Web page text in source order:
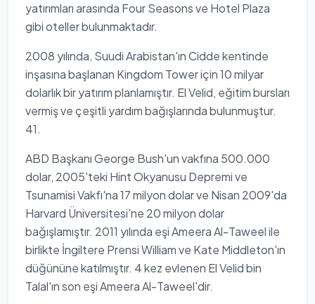
yatırımları arasında Four Seasons ve Hotel Plaza
gibi oteller bulunmaktadır.
2008 yılında, Suudi Arabistan'ın Cidde kentinde
inşasına başlanan Kingdom Tower için 10 milyar
dolarlık bir yatırım planlamıştır. El Velid, eğitim bursları
vermiş ve çeşitli yardım bağışlarında bulunmuştur.
41.
ABD Başkanı George Bush'un vakfına 500.000
dolar, 2005'teki Hint Okyanusu Depremi ve
Tsunamisi Vakfı'na 17 milyon dolar ve Nisan 2009'da
Harvard Üniversitesi'ne 20 milyon dolar
bağışlamıştır. 2011 yılında eşi Ameera Al-Taweel ile
birlikte İngiltere Prensi William ve Kate Middleton'ın
düğününe katılmıştır. 4 kez evlenen El Velid bin
Talal'ın son eşi Ameera Al-Taweel'dir.